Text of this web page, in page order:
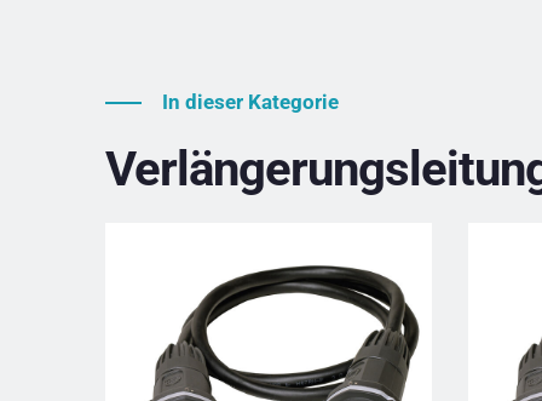
In dieser Kategorie